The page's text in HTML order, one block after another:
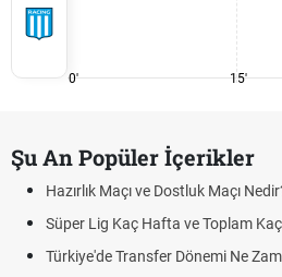
0' 15'
Şu An Popüler İçerikler
Hazırlık Maçı ve Dostluk Maçı
Süper Lig Kaç Hafta ve Toplam
Türkiye'de Transfer Dönemi Ne